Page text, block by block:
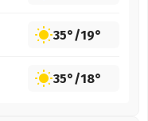
35°/19°
35°/18°